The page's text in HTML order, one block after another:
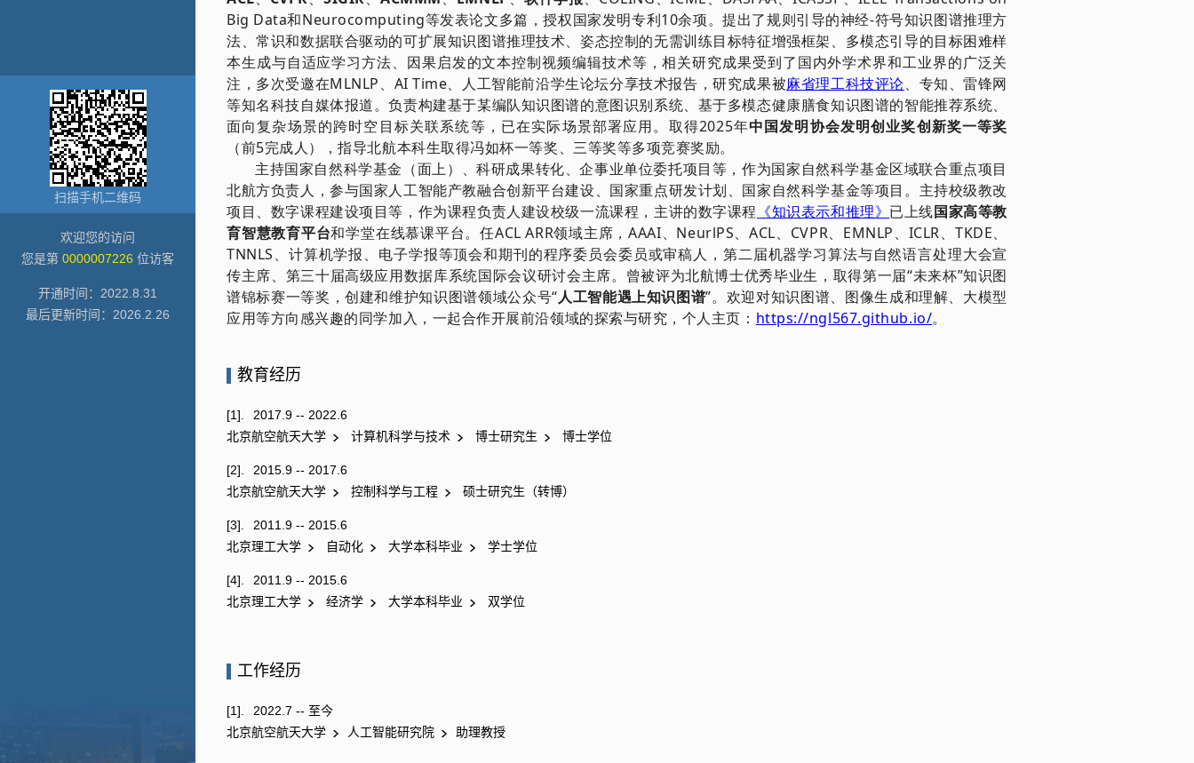
扫描手机二维码
欢迎您的访问
您是第 0000007226 位访客
开通时间： 2022 8 31
最后更新时间： 2026 2 26
教育经历
[1].
2017.9 -- 2022.6
北京航空航天大学
计算机科学与技术 博士研究生 博士学位
[2].
2015.9 -- 2017.6
北京航空航天大学
控制科学与工程 硕士研究生（转博）
[3].
2011.9 -- 2015.6
北京理工大学
自动化 大学本科毕业 学士学位
[4].
2011.9 -- 2015.6
北京理工大学
经济学 大学本科毕业 双学位
工作经历
[1].
2022.7 -- 至今
北京航空航天大学
人工智能研究院 助理教授